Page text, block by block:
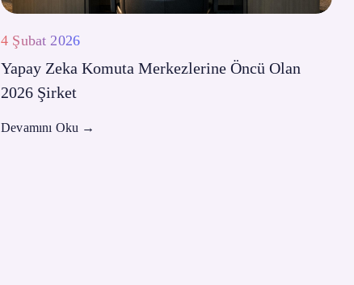
4 Şubat 2026
Yapay Zeka Komuta Merkezlerine Öncü Olan
2026 Şirket
Devamını Oku →